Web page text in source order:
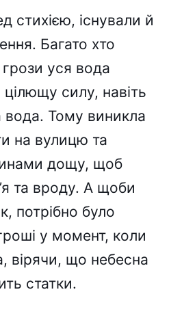
стихією, існували й
Багато хто
уся вода
силу, навіть
Тому виникла
на вулицю та
дощу, щоб
та вроду. А щоби
потрібно було
у момент, коли
вірячи, що небесна
статки.